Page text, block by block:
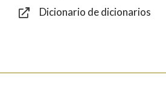
Dicionario de dicionarios